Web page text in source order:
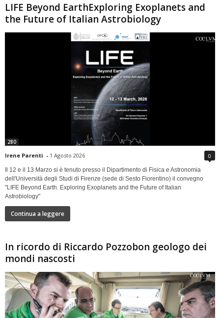
LIFE Beyond EarthExploring Exoplanets and
the Future of Italian Astrobiology
280
Irene Parenti - 1 Agosto 2026 0
Il 12 e il 13 Marzo si è tenuto presso il Dipartimento di Fisica e Astronomia
dell'Università degli Studi di Firenze (sede di Sesto Fiorentino) il convegno
"LIFE Beyond Earth. Exploring Exoplanets and the Future of Italian
Astrobiology"
Continua a leggere
In ricordo di Riccardo Pozzobon geologo dei
mondi nascosti